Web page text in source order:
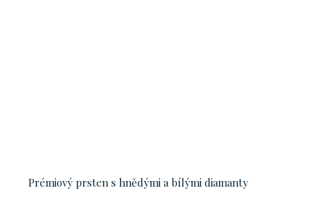
Prémiový prsten s hnědými a bílými diamanty